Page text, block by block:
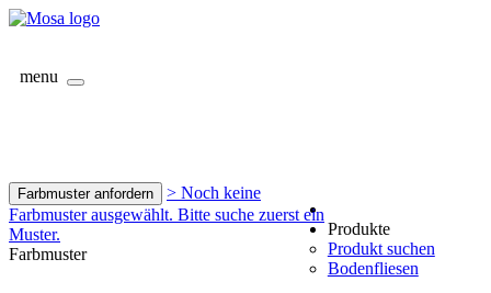
menu
Farbmuster anfordern
> Noch keine
Farbmuster ausgewählt. Bitte suche zuerst ein
Muster.
Farbmuster
Produkte
Produkt suchen
Bodenfliesen